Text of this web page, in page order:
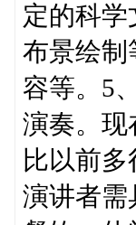
定的科
布景绘制
容等。5
演奏。现
比以前
演讲者需